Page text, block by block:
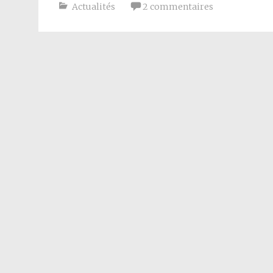
Actualités 2 commentaires